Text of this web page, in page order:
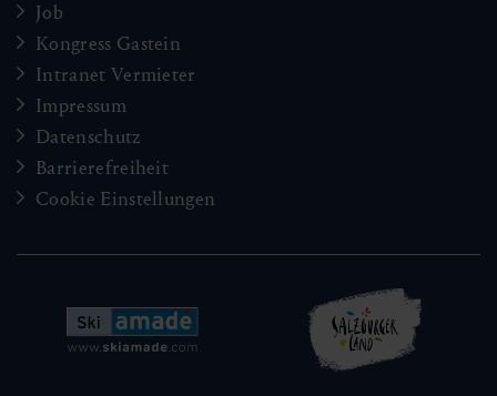
Job
Kongress Gastein
Intranet Vermieter
Impressum
Datenschutz
Barrierefreiheit
Cookie Einstellungen